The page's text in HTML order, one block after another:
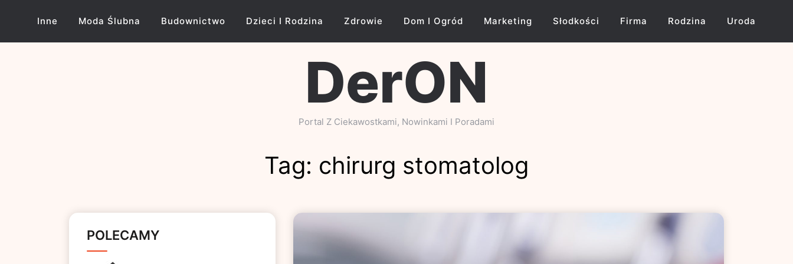
Inne Moda Ślubna Budownictwo Dzieci I Rodzina Zdrowie Dom I Ogród Marketing Słodkości Firma Rodzina Uroda
DerON
Portal Z Ciekawostkami, Nowinkami I Poradami
Tag: chirurg stomatolog
POLECAMY